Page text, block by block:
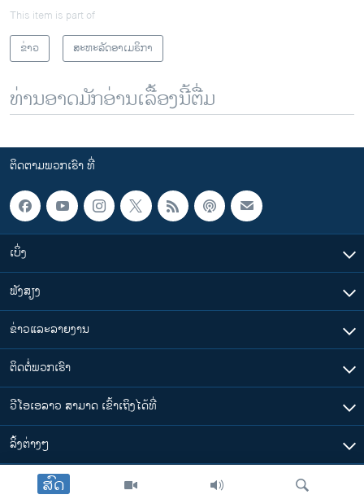
ສົດ
This item is part of
ຂ່າວ
ສະຫະລັດອາເມຣິກາ
ທ່ານອາດມັກອ່ານເລື້ອງນີ້ຕື່ມ
ຕິດຕາມພວກເຮົາ ທີ່
ເບິ່ງ
ຟັງສຽງ
ຂ່າວແລະລາຍງານ
ຕິດຕໍ່ພວກເຮົາ
ວີໂອເອລາວ ສາມາດ ເຂົ້າເຖິງໄດ້ທີ່
​ລິ້ງ​ຕ່າງໆ
ຕາມເວລາໃນລາວ